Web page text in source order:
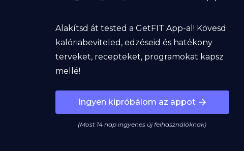
Alakítsd át tested a GetFIT App-al! Kövesd
kalóriabeviteled, edzéseid és hatékony
terveket, recepteket, programokat kapsz
mellé!
Ingyen kipróbálom az appot
(Most 14 nap ingyenes új felhasználóknak)